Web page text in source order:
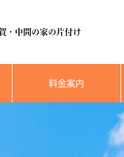
・中間の家の片付け
料金案内